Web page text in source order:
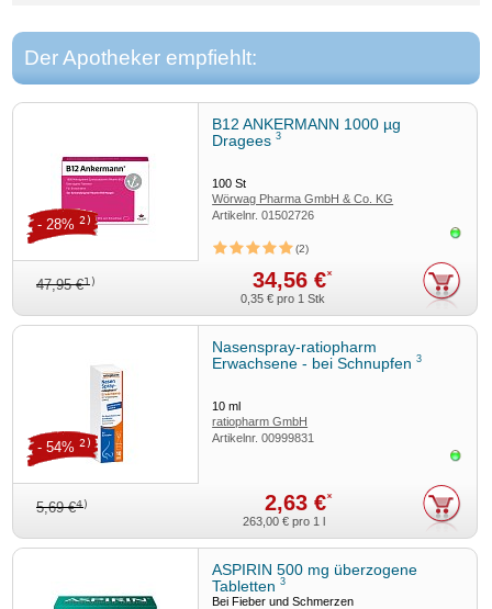
Der Apotheker empfiehlt:
B12 ANKERMANN 1000 µg
Dragees3
100St
Wörwag Pharma GmbH & Co. KG
Artikelnr.01502726
2
47,95 €1) 34,56 €*
- 28% 2)
0,35 € pro 1 Stk
Nasenspray-ratiopharm
Erwachsene - bei Schnupfen3
10ml
ratiopharm GmbH
Artikelnr.00999831
5,69 €4) 2,63 €*
- 54% 2)
263,00 € pro 1 l
ASPIRIN 500 mg überzogene
Tabletten3
Bei Fieber und Schmerzen